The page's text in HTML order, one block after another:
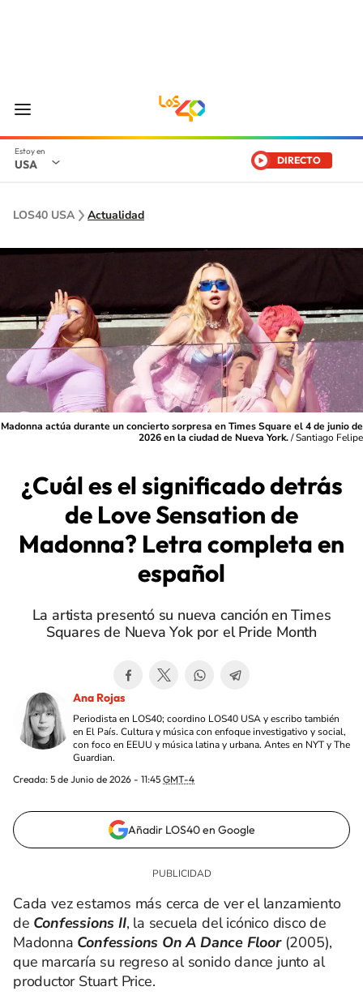
USA DIRECTO
LOS40 USA Actualidad
Madonna actúa durante un concierto sorpresa en Times Square el 4 de junio de
2026 en la ciudad de Nueva York./Santiago Felipe
¿Cuál es el significado detrás
de Love Sensation de
Madonna? Letra completa en
español
La artista presentó su nueva canción en Times
Squares de Nueva Yok por el Pride Month
Ana Rojas
Periodista en LOS40; coordino LOS40 USA y escribo también
en El País. Cultura y música con enfoque investigativo y social,
con foco en EEUU y música latina y urbana. Antes en NYT y The
Guardian.
Creada: 5 de Junio de 2026 - 11:45 GMT-4
Añadir LOS40 en Google
Cada vez estamos más cerca de ver el lanzamiento
de Confessions II, la secuela del icónico disco de
Madonna Confessions On A Dance Floor (2005),
que marcaría su regreso al sonido dance junto al
productor Stuart Price.